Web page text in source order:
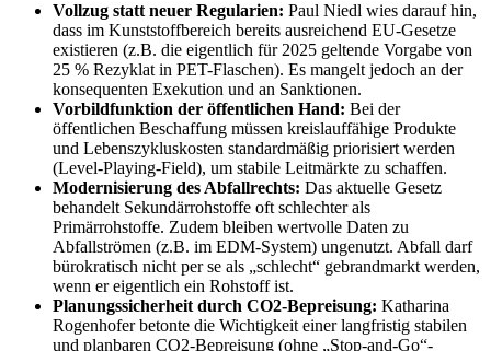
Vollzug statt neuer Regularien: Paul Niedl wies darauf hin,
dass im Kunststoffbereich bereits ausreichend EU-Gesetze
existieren (z.B. die eigentlich für 2025 geltende Vorgabe von
25 % Rezyklat in PET-Flaschen). Es mangelt jedoch an der
konsequenten Exekution und an Sanktionen.
Vorbildfunktion der öffentlichen Hand: Bei der
öffentlichen Beschaffung müssen kreislauffähige Produkte
und Lebenszykluskosten standardmäßig priorisiert werden
(Level-Playing-Field), um stabile Leitmärkte zu schaffen.
Modernisierung des Abfallrechts: Das aktuelle Gesetz
behandelt Sekundärrohstoffe oft schlechter als
Primärrohstoffe. Zudem bleiben wertvolle Daten zu
Abfallströmen (z.B. im EDM-System) ungenutzt. Abfall darf
bürokratisch nicht per se als „schlecht“ gebrandmarkt werden,
wenn er eigentlich ein Rohstoff ist.
Planungssicherheit durch CO2-Bepreisung: Katharina
Rogenhofer betonte die Wichtigkeit einer langfristig stabilen
und planbaren CO2-Bepreisung (ohne „Stop-and-Go“-